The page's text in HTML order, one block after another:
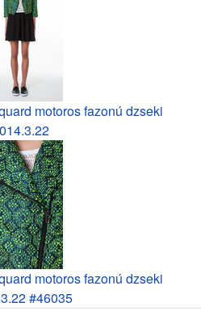
motoros fazonú dzseki
motoros fazonú dzseki
#46035